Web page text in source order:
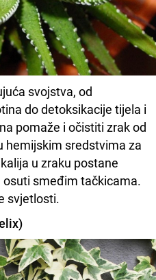
svojstva, od
do detoksikacije tijela i
pomaže i očistiti zrak od
hemijskim sredstvima za
u zraku postane
osuti smeđim tačkicama.
svjetlosti.